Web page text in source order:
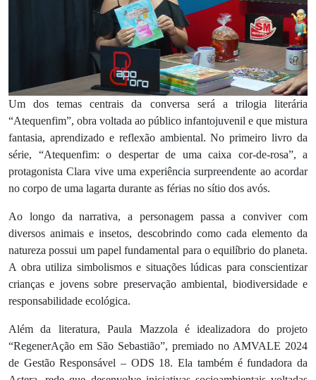
Um dos temas centrais da conversa será a trilogia literária
“Atequenfim”, obra voltada ao público infantojuvenil e que mistura
fantasia, aprendizado e reflexão ambiental. No primeiro livro da
série, “Atequenfim: o despertar de uma caixa cor-de-rosa”, a
protagonista Clara vive uma experiência surpreendente ao acordar
no corpo de uma lagarta durante as férias no sítio dos avós.
Ao longo da narrativa, a personagem passa a conviver com
diversos animais e insetos, descobrindo como cada elemento da
natureza possui um papel fundamental para o equilíbrio do planeta.
A obra utiliza simbolismos e situações lúdicas para conscientizar
crianças e jovens sobre preservação ambiental, biodiversidade e
responsabilidade ecológica.
Além da literatura, Paula Mazzola é idealizadora do projeto
“RegenerAção em São Sebastião”, premiado no AMVALE 2024
de Gestão Responsável – ODS 18. Ela também é fundadora da